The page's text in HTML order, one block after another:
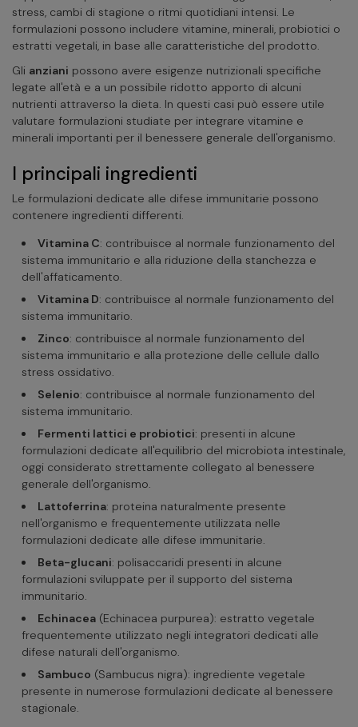
stress, cambi di stagione o ritmi quotidiani intensi. Le
formulazioni possono includere vitamine, minerali, probiotici o
estratti vegetali, in base alle caratteristiche del prodotto.
Gli anziani possono avere esigenze nutrizionali specifiche
legate all'età e a un possibile ridotto apporto di alcuni
nutrienti attraverso la dieta. In questi casi può essere utile
valutare formulazioni studiate per integrare vitamine e
minerali importanti per il benessere generale dell'organismo.
I principali ingredienti
Le formulazioni dedicate alle difese immunitarie possono
contenere ingredienti differenti.
Vitamina C: contribuisce al normale funzionamento del
sistema immunitario e alla riduzione della stanchezza e
dell'affaticamento.
Vitamina D: contribuisce al normale funzionamento del
sistema immunitario.
Zinco: contribuisce al normale funzionamento del
sistema immunitario e alla protezione delle cellule dallo
stress ossidativo.
Selenio: contribuisce al normale funzionamento del
sistema immunitario.
Fermenti lattici e probiotici: presenti in alcune
formulazioni dedicate all'equilibrio del microbiota intestinale,
oggi considerato strettamente collegato al benessere
generale dell'organismo.
Lattoferrina: proteina naturalmente presente
nell'organismo e frequentemente utilizzata nelle
formulazioni dedicate alle difese immunitarie.
Beta-glucani: polisaccaridi presenti in alcune
formulazioni sviluppate per il supporto del sistema
immunitario.
Echinacea (Echinacea purpurea): estratto vegetale
frequentemente utilizzato negli integratori dedicati alle
difese naturali dell'organismo.
Sambuco (Sambucus nigra): ingrediente vegetale
presente in numerose formulazioni dedicate al benessere
stagionale.